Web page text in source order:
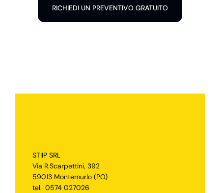
RICHIEDI UN PREVENTIVO GRATUITO
STIIP SRL
Via R.Scarpettini, 392
59013 Montemurlo (PO)
tel. 0574 027026